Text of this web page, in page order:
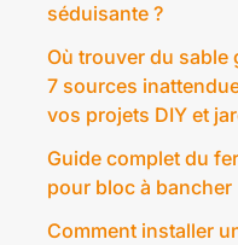
séduisante ?
Où trouver du sable
7 sources
vos projets DIY et
Guide complet du
pour bloc à bancher
Comment installer